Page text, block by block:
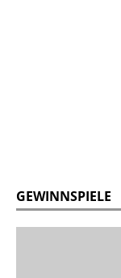
GEWINNSPIELE